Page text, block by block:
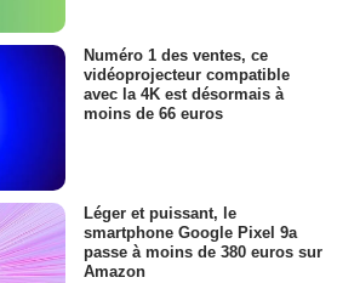
Numéro 1 des ventes, ce
vidéoprojecteur compatible
avec la 4K est désormais à
moins de 66 euros
Léger et puissant, le
smartphone Google Pixel 9a
passe à moins de 380 euros sur
Amazon